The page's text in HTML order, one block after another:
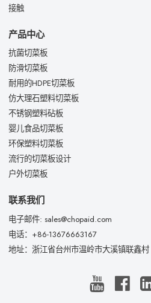
接触
产品中心
抗菌切菜板
防滑切菜板
耐用的HDPE切菜板
仿大理石塑料切菜板
不锈钢塑料砧板
婴儿食品切菜板
环保塑料切菜板
流行的切菜板设计
户外切菜板
联系我们
电子邮件: sales@chopaid.com
电话：+86-13676663167
地址：浙江省台州市温岭市大溪镇联鑫村